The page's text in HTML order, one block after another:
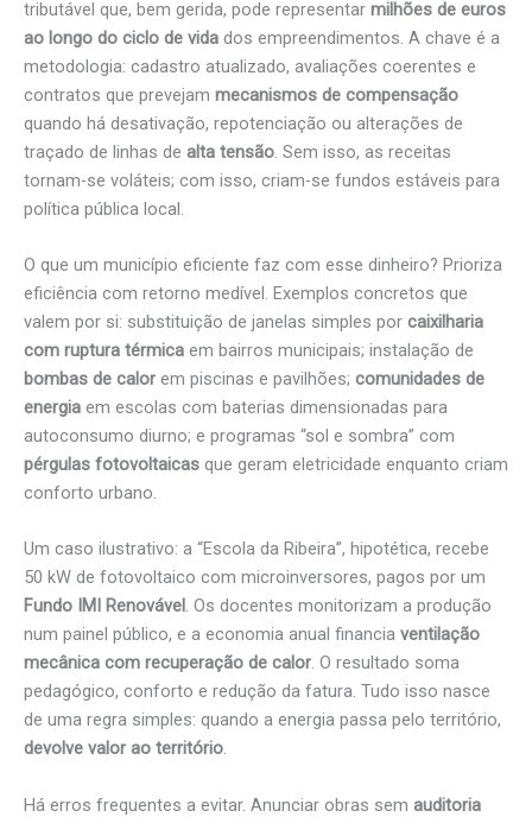
tributável que, bem gerida, pode representar milhões de euros
ao longo do ciclo de vida dos empreendimentos. A chave é a
metodologia: cadastro atualizado, avaliações coerentes e
contratos que prevejam mecanismos de compensação
quando há desativação, repotenciação ou alterações de
traçado de linhas de alta tensão. Sem isso, as receitas
tornam-se voláteis; com isso, criam-se fundos estáveis para
política pública local.
O que um município eficiente faz com esse dinheiro? Prioriza
eficiência com retorno medível. Exemplos concretos que
valem por si: substituição de janelas simples por caixilharia
com ruptura térmica em bairros municipais; instalação de
bombas de calor em piscinas e pavilhões; comunidades de
energia em escolas com baterias dimensionadas para
autoconsumo diurno; e programas “sol e sombra” com
pérgulas fotovoltaicas que geram eletricidade enquanto criam
conforto urbano.
Um caso ilustrativo: a “Escola da Ribeira”, hipotética, recebe
50 kW de fotovoltaico com microinversores, pagos por um
Fundo IMI Renovável. Os docentes monitorizam a produção
num painel público, e a economia anual financia ventilação
mecânica com recuperação de calor. O resultado soma
pedagógico, conforto e redução da fatura. Tudo isso nasce
de uma regra simples: quando a energia passa pelo território,
devolve valor ao território.
Há erros frequentes a evitar. Anunciar obras sem auditoria